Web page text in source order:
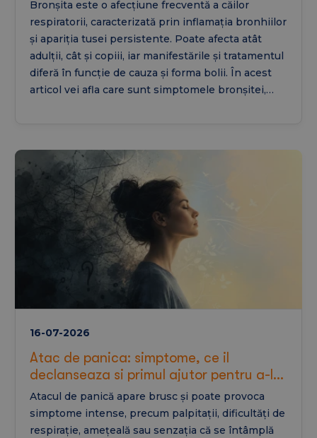
Bronșita este o afecțiune frecventă a căilor
respiratorii, caracterizată prin inflamația bronhiilor
și apariția tusei persistente. Poate afecta atât
adulții, cât și copiii, iar manifestările și tratamentul
diferă în funcție de cauza și forma bolii. În acest
articol vei afla care sunt simptomele bronșitei,
16-07-2026
Atac de panica: simptome, ce il
declanseaza si primul ajutor pentru a-l
gestiona eficient
Atacul de panică apare brusc și poate provoca
simptome intense, precum palpitații, dificultăți de
respirație, amețeală sau senzația că se întâmplă